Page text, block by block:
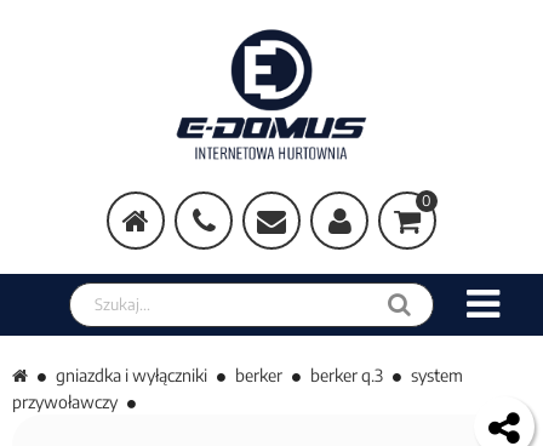
0
Szukaj w sklepie
gniazdka i wyłączniki berker berker q.3
system
przywoławczy